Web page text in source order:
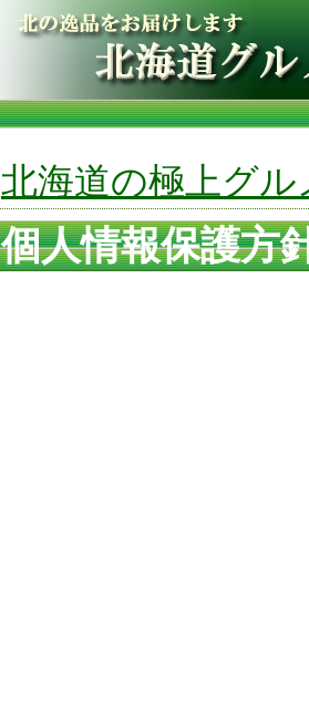
北海道の極上グル
個人情報保護方